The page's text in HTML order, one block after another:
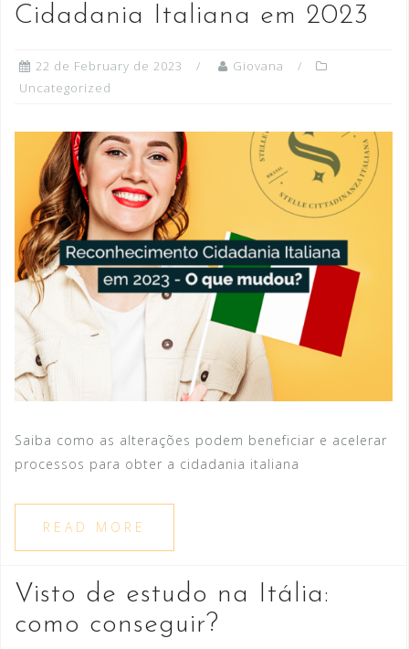
Cidadania Italiana em 2023
22 de February de 2023
Giovana
Uncategorized
Saiba como as alterações podem beneficiar e acelerar
processos para obter a cidadania italiana
READ MORE
Visto de estudo na Itália:
como conseguir?